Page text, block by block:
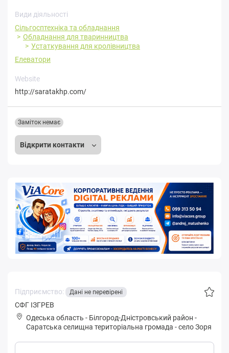
Види діяльності
Сільгосптехніка та обладнання
Обладнання для тваринництва
Устаткування для кролівництва
Елеватори
Website
http://saratakhp.com/
Відкрити контакти
Заміток немає
Підприємство: Дані не перевірені
CФГ IЗГРЕВ
Одеська область - Білгород-Дністровський район -
Сapaтськa селищна територіальна громада -село Зоря